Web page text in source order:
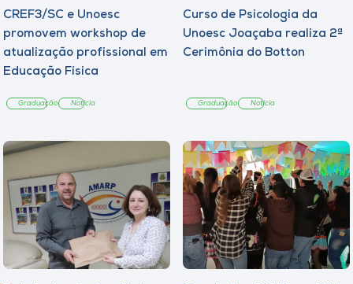
CREF3/SC e Unoesc
promovem workshop de
atualização profissional em
Educação Física
Graduação Notícia
Curso de Psicologia da
Unoesc Joaçaba realiza 2ª
Cerimônia do Botton
Graduação Notícia